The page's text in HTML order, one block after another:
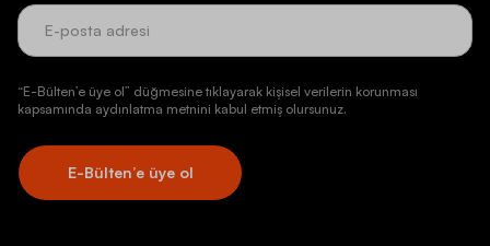
“E-Bülten’e üye ol” düğmesine tıklayarak kişisel verilerin korunması
kapsamında aydınlatma metnini kabul etmiş olursunuz.
E-Bülten’e üye ol